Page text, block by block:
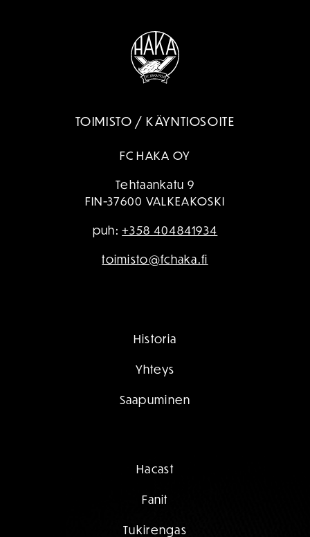
TOIMISTO / KÄYNTIOSOITE
FC HAKA OY
Tehtaankatu 9
FIN-37600 VALKEAKOSKI
puh:+358 404841934
toimisto@fchaka.fi
Historia
Yhteys
Saapuminen
Hacast
Fanit
Tukirengas